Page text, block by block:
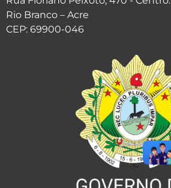
Rio Branco – Acre
CEP: 69900-046